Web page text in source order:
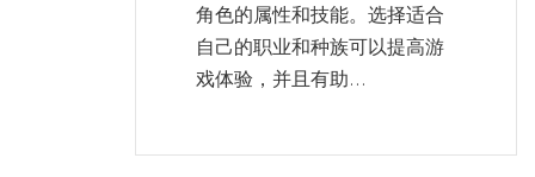
角色的属性和技能。选择适合
自己的职业和种族可以提高游
戏体验，并且有助...